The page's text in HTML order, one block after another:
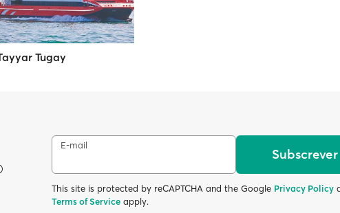
Tugay
E-mail
Subscrever
This site is protected by reCAPTCHA and the Google Privacy Policy
Terms of Service apply.